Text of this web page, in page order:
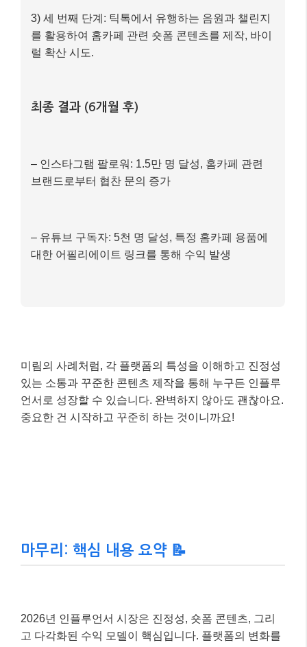
3) 세 번째 단계: 틱톡에서 유행하는 음원과 챌린지
를 활용하여 홈카페 관련 숏폼 콘텐츠를 제작, 바이
럴 확산 시도.
최종 결과 (6개월 후)
– 인스타그램 팔로워: 1.5만 명 달성, 홈카페 관련
브랜드로부터 협찬 문의 증가
– 유튜브 구독자: 5천 명 달성, 특정 홈카페 용품에
대한 어필리에이트 링크를 통해 수익 발생
미림의 사례처럼, 각 플랫폼의 특성을 이해하고 진정성
있는 소통과 꾸준한 콘텐츠 제작을 통해 누구든 인플루
언서로 성장할 수 있습니다. 완벽하지 않아도 괜찮아요.
중요한 건 시작하고 꾸준히 하는 것이니까요!
마무리: 핵심 내용 요약 📝
2026년 인플루언서 시장은 진정성, 숏폼 콘텐츠, 그리
고 다각화된 수익 모델이 핵심입니다. 플랫폼의 변화를